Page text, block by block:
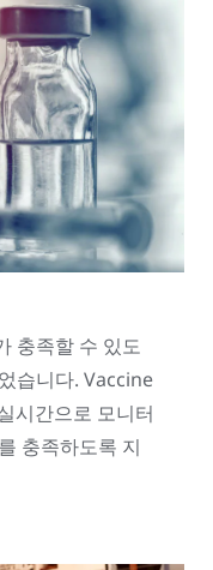
충족할 수 있도
습니다. Vaccine
시간으로 모니터
충족하도록 지